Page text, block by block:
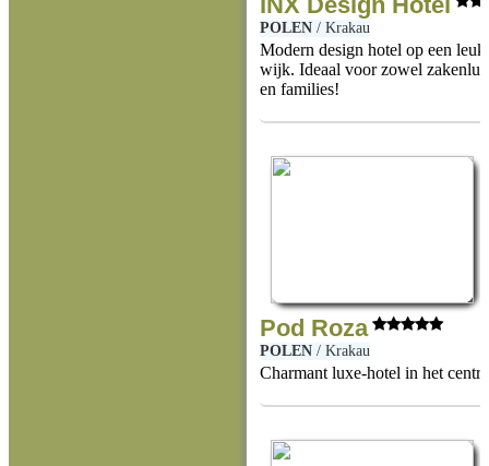
POLEN/ Krakau
Modern design hotel op een
wijk. Ideaal voor zowel zakenlui
en families!
Pod Roza
POLEN/ Krakau
Charmant luxe-hotel in het